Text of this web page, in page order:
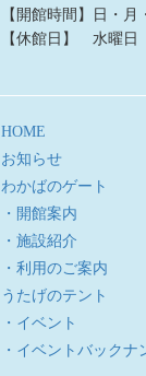
【開館時間】日・
【休館日】 水曜日
HOME
お知らせ
わかばのゲート
・開館案内
・施設紹介
・利用のご案内
うたげのテント
・イベント
・イベントバックナ